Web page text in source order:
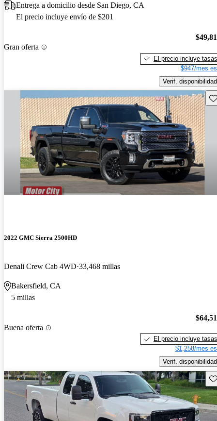
Entrega a domicilio desde San Diego, CA
El precio incluye envío de $201
Gran oferta
El precio incluye tasas
$947/mes
Verif. disponibilidad
2022 GMC Sierra 2500HD
Denali Crew Cab 4WD 33,468 millas
Bakersfield, CA
5 millas
Buena oferta
El precio incluye tasas
$1,258/mes
Verif. disponibilidad